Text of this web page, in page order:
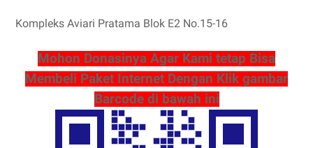
Kompleks Aviari Pratama Blok E2 No.15-16
Mohon Donasinya Agar Kami tetap Bisa
Membeli Paket Internet Dengan Klik gambar
Barcode di bawah ini